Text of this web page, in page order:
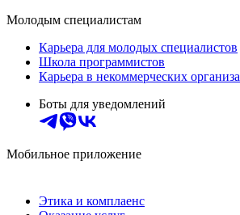
Молодым специалистам
Карьера для молодых специалистов
Школа программистов
Карьера в некоммерческих
Боты для уведомлений
Мобильное приложение
Этика и комплаенс